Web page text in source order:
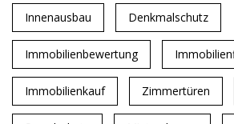
Innenausbau Denkmalschutz
Immobilienbewertung
Immobilienkauf Zimmertüren